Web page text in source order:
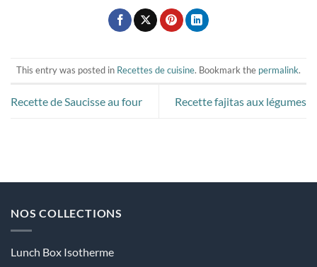
This entry was posted in Recettes de cuisine. Bookmark the permalink.
Recette de Saucisse au four Recette fajitas aux légumes
NOS COLLECTIONS
Lunch Box Isotherme